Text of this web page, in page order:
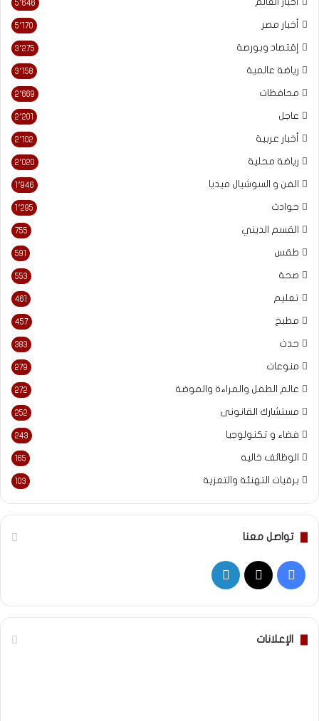
أخبار العالم 5٬646
أخبار مصر 5٬170
إقتصاد وبورصة 3٬275
رياضة عالمية 3٬158
محافظات 2٬669
عاجل 2٬201
أخبار عربية 2٬102
رياضة محلية 2٬020
الفن و السوشيال ميديا 1٬946
حوادث 1٬295
القسم الديني 755
طقس 591
صحة 553
تعليم 461
مطبخ 457
حدث 383
منوعات 279
عالم الطفل والمراءة والموضة 272
مستشارك القانونى 252
فضاء و تكنولوجيا 243
الوظائف خاليه 165
برقيات التهنئة والتعزية 103
تواصل معنا
فيسبوك لينكدإن
الإعلانات